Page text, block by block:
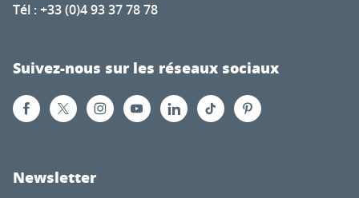
Tél : +33 (0)4 93 37 78 78
Suivez-nous sur les réseaux sociaux
Newsletter